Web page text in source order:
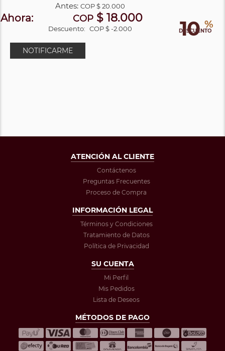
10 %
DESCUENTO
Antes: COP$ 20.000
Ahora: COP$ 18.000
Descuento: COP $ -2.000
NOTIFICARME
ATENCIÓN AL CLIENTE
Contáctenos
Preguntas Frecuentes
Proceso de Compra
INFORMACIÓN LEGAL
Términos y Condiciones
Tratamiento de Datos
Política de Privacidad
SU CUENTA
Mi Perfil
Mis Pedidos
Lista de Deseos
MÉTODOS DE PAGO